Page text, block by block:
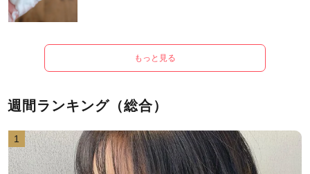
もっと見る
週間ランキング（総合）
1